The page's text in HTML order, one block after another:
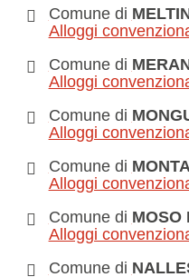
Comune di
Alloggi
Comune di
Alloggi
Comune di
Alloggi
Comune di
Alloggi
Comune di MOSO
Alloggi
Comune di